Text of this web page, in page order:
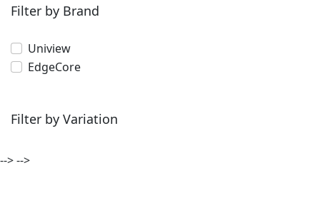
Filter by Brand
Uniview
EdgeCore
Filter by Variation
-->-->